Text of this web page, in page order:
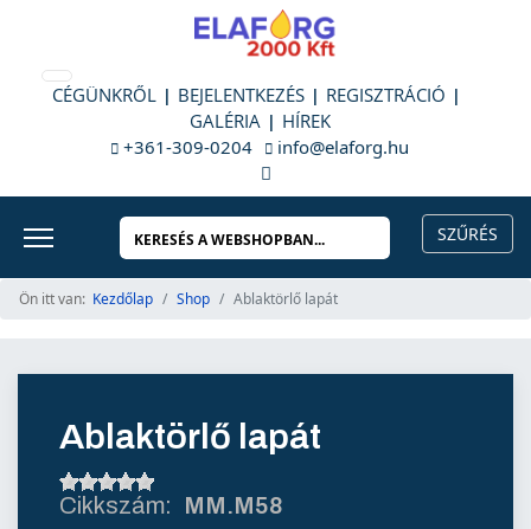
CÉGÜNKRŐL BEJELENTKEZÉS
REGISZTRÁCIÓ
GALÉRIA
HÍREK
+361-309-0204
info@elaforg.hu
Ön itt van: Kezdőlap Shop Ablaktörlő lapát
Ablaktörlő lapát
MM.M58